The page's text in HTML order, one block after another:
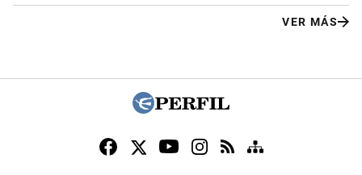
VER MÁS